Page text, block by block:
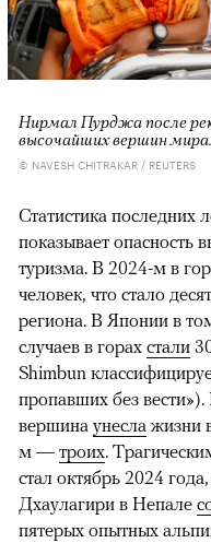
Нирмал Пурджа после
высочайших вершин
© NAVESH CHITRAKAR / REUTERS
Статистика последних
показывает опасность
туризма. В 2024-м в
человек, что стало
региона. В Японии в
случаев в горах стали
Shimbun
пропавших без
вершина унесла жизни
м — троих.
стал октябрь 2024
Дхаулагири в Непале
пятерых опытных